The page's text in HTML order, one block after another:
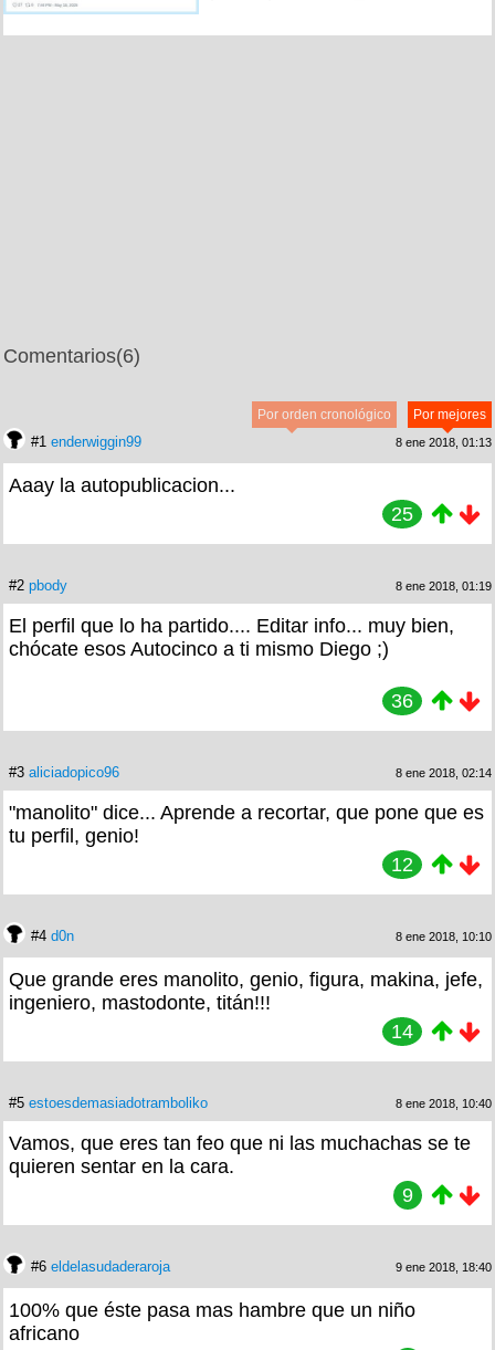
Comentarios(6)
Por mejores
Por orden cronológico
#1 enderwiggin99 8 ene 2018, 01:13
Aaay la autopublicacion...
25
#2 pbody 8 ene 2018, 01:19
El perfil que lo ha partido.... Editar info... muy bien,
chócate esos Autocinco a ti mismo Diego ;)
36
#3 aliciadopico96 8 ene 2018, 02:14
"manolito" dice... Aprende a recortar, que pone que es
tu perfil, genio!
12
#4 d0n 8 ene 2018, 10:10
Que grande eres manolito, genio, figura, makina, jefe,
ingeniero, mastodonte, titán!!!
14
#5 estoesdemasiadotramboliko 8 ene 2018, 10:40
Vamos, que eres tan feo que ni las muchachas se te
quieren sentar en la cara.
9
#6 eldelasudaderaroja 9 ene 2018, 18:40
100% que éste pasa mas hambre que un niño
africano